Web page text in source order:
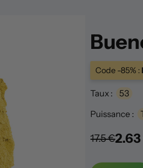
Code -85% :
Taux : 53
Puissance :
17.5 €